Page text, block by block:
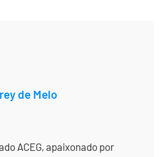
de Melo
ACEG, apaixonado por